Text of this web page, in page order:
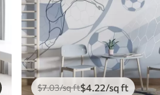
$7.03/sq ft$4 .22/sq ft